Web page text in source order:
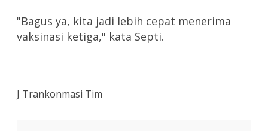
"Bagus ya, kita jadi lebih cepat menerima
vaksinasi ketiga," kata Septi.
J Trankonmasi Tim